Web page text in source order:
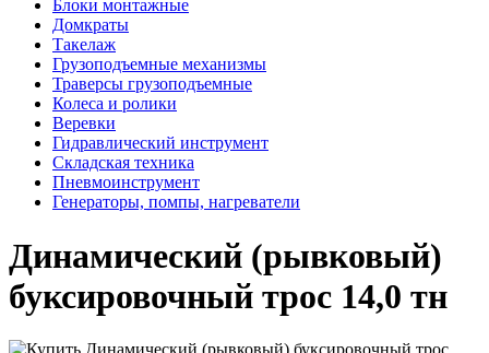
Блоки монтажные
Домкраты
Такелаж
Грузоподъемные механизмы
Траверсы грузоподъемные
Колеса и ролики
Веревки
Гидравлический инструмент
Складская техника
Пневмоинструмент
Генераторы, помпы, нагреватели
Динамический (рывковый)
буксировочный трос 14,0 тн